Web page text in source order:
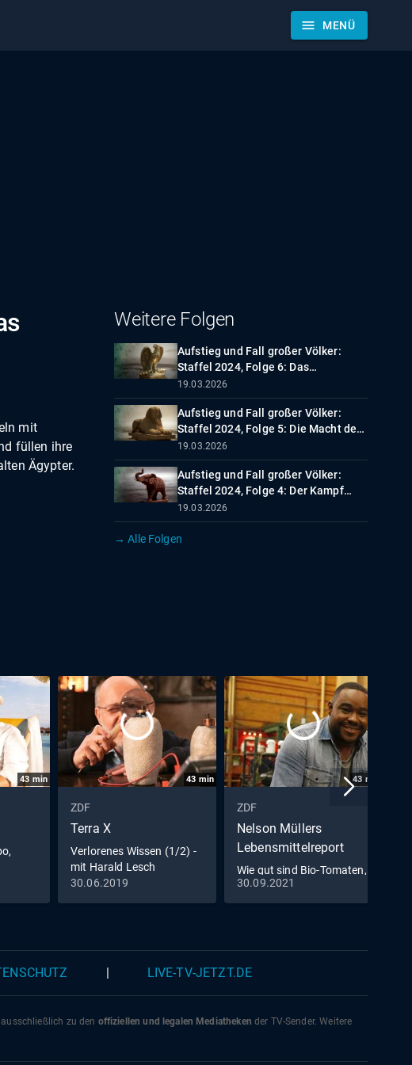
menu MENÜ
mit
füllen ihre
Ägypter.
Weitere Folgen
Aufstieg und Fall großer Völker:
Staffel 2024, Folge 6: Das
Vermächtnis
19.03.2026
Aufstieg und Fall großer Völker:
Staffel 2024, Folge 5: Die Macht des
Staates
19.03.2026
Aufstieg und Fall großer Völker:
Staffel 2024, Folge 4: Der Kampf
ums Überleben
19.03.2026
→ Alle Folgen
43 min 43 min
ZDF
Terra X
Verlorenes Wissen (1/2) -
mit Harald Lesch
30.06.2019
43 min
ZDF
Nelson Müllers
Lebensmittelreport
Wie gut sind Bio-Tomaten,
Edel-Rindfleisch &
Schokolade?
30.09.2021
LIVE-TV-JETZT.DE
zu den offiziellen und legalen Mediatheken der TV-Sender. Weitere